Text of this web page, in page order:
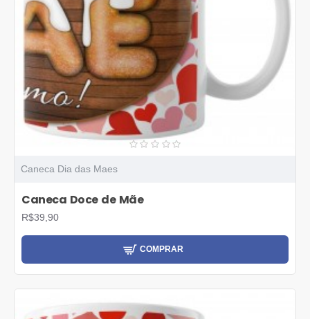
Caneca Dia das Maes
Caneca Doce de Mãe
R$39,90
COMPRAR